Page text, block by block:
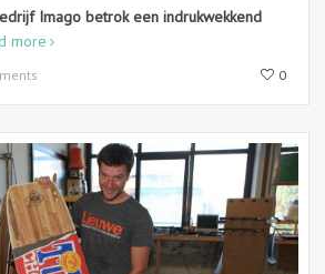
Imago betrok een indrukwekkend
more
0